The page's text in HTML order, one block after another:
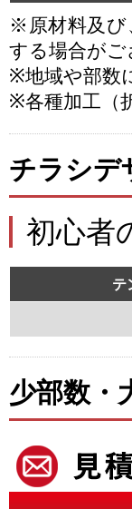
※原材料及び
する場合がご
※地域や部数
※各種加工（
チラシデ
初心者
テ
少部数・